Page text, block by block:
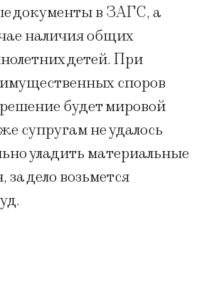
документы в ЗАГС, а
наличия общих
детей. При
споров
будет мировой
супругам не удалось
уладить материальные
за дело возьмется